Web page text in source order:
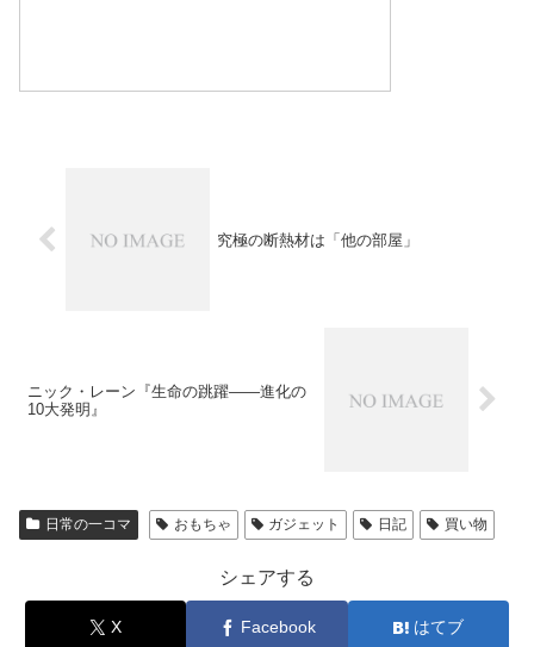
究極の断熱材は「他の部屋」
ニック・レーン『生命の跳躍――進化の
10大発明』
日常の一コマ おもちゃ ガジェット 日記 買い物
シェアする
X Facebook はてブ